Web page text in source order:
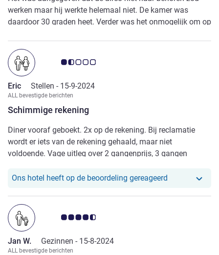
werken maar hij werkte helemaal niet. De kamer was
daardoor 30 graden heet. Verder was het onmogelijk om op
Daarmee is de prijs V. een overnachting V. 263 euro veel en
veel te duur geweest.
Schimmige rekening
Avis-klantbeoordeling 1.5/5
Eric Stellen - 15-9-2024
ALL bevestigde berichten
Diner vooraf geboekt. 2x op de rekening. Bij reclamatie
wordt er iets van de rekening gehaald, maar niet
voldoende. Vage uitleg over 2 gangenprijs, 3 gangen
service, nors personeel. Enige pluspunt was park waarin
Ons hotel heeft op de beoordeling gereageerd Ons hotel
Avis-klantbeoordeling 4.5/5
Jan W. Gezinnen - 15-8-2024
ALL bevestigde berichten